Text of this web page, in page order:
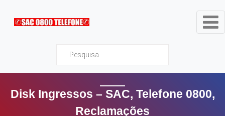
Sac0800Telefone
Disk Ingressos – SAC, Telefone 0800,
Reclamações